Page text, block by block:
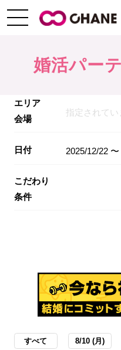
婚活パー
エリア
会場
指定されてい
日付 2025/12/22
こだわり
条件
すべて 8/10 (月)